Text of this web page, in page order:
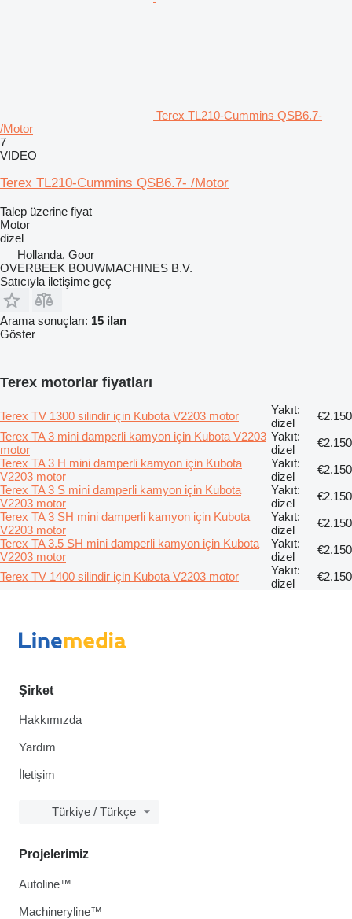
Terex TL210-Cummins QSB6.7-
/Motor
7
VIDEO
Terex TL210-Cummins QSB6.7- /Motor
Talep üzerine fiyat
Motor
dizel
Hollanda, Goor
OVERBEEK BOUWMACHINES B.V.
Satıcıyla iletişime geç
Arama sonuçları: 15 ilan
Göster
Terex motorlar fiyatları
Terex TV 1300 silindir için Kubota V2203 motor
Yakıt:
dizel
€2.150
Terex TA 3 mini damperli kamyon için Kubota V2203
motor
Yakıt:
dizel
€2.150
Terex TA 3 H mini damperli kamyon için Kubota
V2203 motor
Yakıt:
dizel
€2.150
Terex TA 3 S mini damperli kamyon için Kubota
V2203 motor
Yakıt:
dizel
€2.150
Terex TA 3 SH mini damperli kamyon için Kubota
V2203 motor
Yakıt:
dizel
€2.150
Terex TA 3.5 SH mini damperli kamyon için Kubota
V2203 motor
Yakıt:
dizel
€2.150
Terex TV 1400 silindir için Kubota V2203 motor
Yakıt:
dizel
€2.150
Şirket
Hakkımızda
Yardım
İletişim
Türkiye / Türkçe
Projelerimiz
Autoline™
Machineryline™